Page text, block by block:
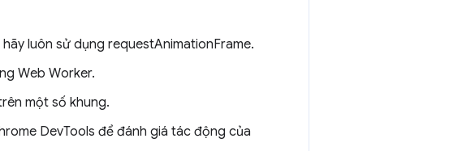
luôn sử dụng requestAnimationFrame.
Web Worker.
một số khung.
DevTools để đánh giá tác động của